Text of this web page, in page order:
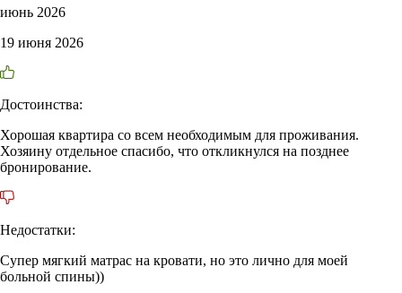
июнь 2026
19 июня 2026
Достоинства:
Хорошая квартира со всем необходимым для проживания.
Хозяину отдельное спасибо, что откликнулся на позднее
бронирование.
Недостатки:
Супер мягкий матрас на кровати, но это лично для моей
больной спины))